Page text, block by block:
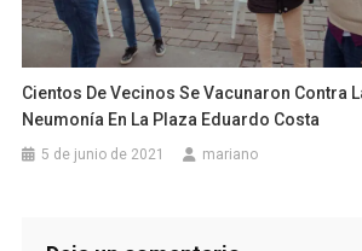
Cientos De Vecinos Se Vacunaron Contra
Neumonía En La Plaza Eduardo Costa
5 de junio de 2021 mariano